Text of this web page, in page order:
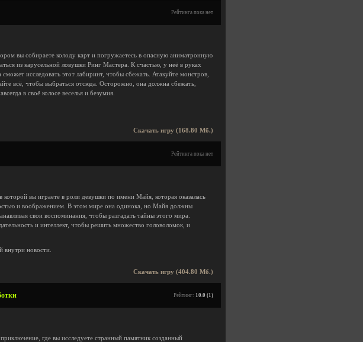
Рейтинга пока нет
вы собираете колоду карт и погружаетесь в опасную аниматронную
из карусельной ловушки Ринг Мастера. К счастью, у неё в руках
сможет исследовать этот лабиринт, чтобы сбежать. Атакуйте монстров,
всё, чтобы выбраться отсюда. Осторожно, она должна сбежать,
в своё колосе веселья и безумия.
Скачать игру (168.80 Мб.)
Рейтинга пока нет
которой вы играете в роли девушки по имени Майя, которая оказалась
и воображением. В этом мире она одинока, но Майя должны
свои воспоминания, чтобы разгадать тайны этого мира.
и интеллект, чтобы решить множество головоломок, и
внутри новости.
Скачать игру (404.80 Мб.)
Рейтинг: 10.0 (1)
где вы исследуете странный памятник созданный